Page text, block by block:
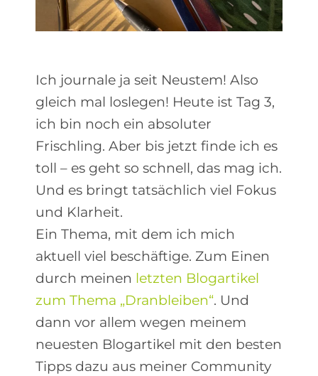
Ich journale ja seit Neustem! Also
gleich mal loslegen! Heute ist Tag 3,
ich bin noch ein absoluter
Frischling. Aber bis jetzt finde ich es
toll – es geht so schnell, das mag ich.
Und es bringt tatsächlich viel Fokus
und Klarheit.
Ein Thema, mit dem ich mich
aktuell viel beschäftige. Zum Einen
durch meinen letzten Blogartikel
zum Thema „Dranbleiben“. Und
dann vor allem wegen meinem
neuesten Blogartikel mit den besten
Tipps dazu aus meiner Community